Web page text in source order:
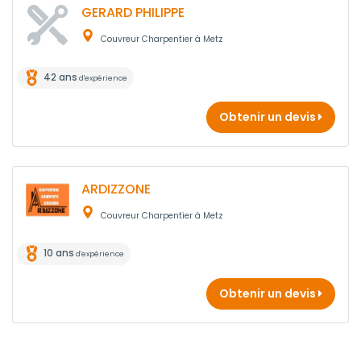
GERARD PHILIPPE
Couvreur Charpentier à Metz
42 ans d'expérience
Obtenir un devis
ARDIZZONE
Couvreur Charpentier à Metz
10 ans d'expérience
Obtenir un devis